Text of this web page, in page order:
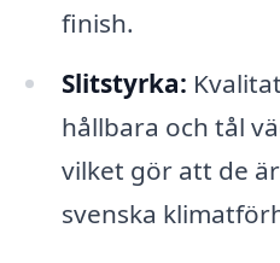
finish.
Slitstyrka:
hållbara och tål
vilket gör att de
svenska